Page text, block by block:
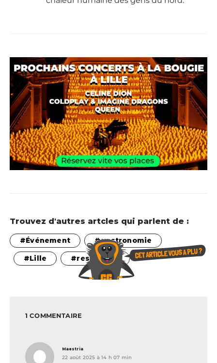
Trouvez d'autres artcles qui parlent de :
Événement gastronomie
Lille restaurant
1 COMMENTAIRE
Maestria
22 août 2025 à 14 h 07 min